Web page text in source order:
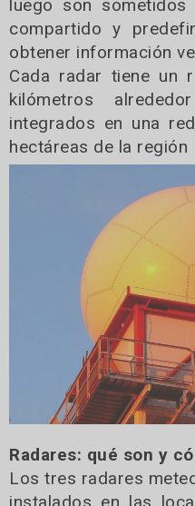
luego son
compartido y
obtener información
Cada radar tiene un
kilómetros
integrados en una
hectáreas de la región
Radares: qué son y
Los tres radares